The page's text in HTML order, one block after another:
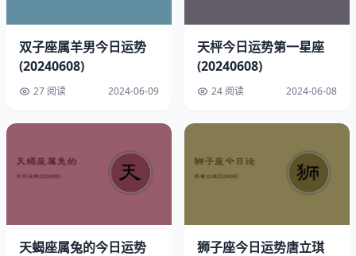
幸运方位：东北
开运物品：温馨心形耳环
双子座属羊男今日运势
(20240608)
27 阅读 2024-06-09
天枰今日运势第一星座
(20240608)
24 阅读 2024-06-08
天蝎座属兔的今日运势 狮子座今日运势唐立琪